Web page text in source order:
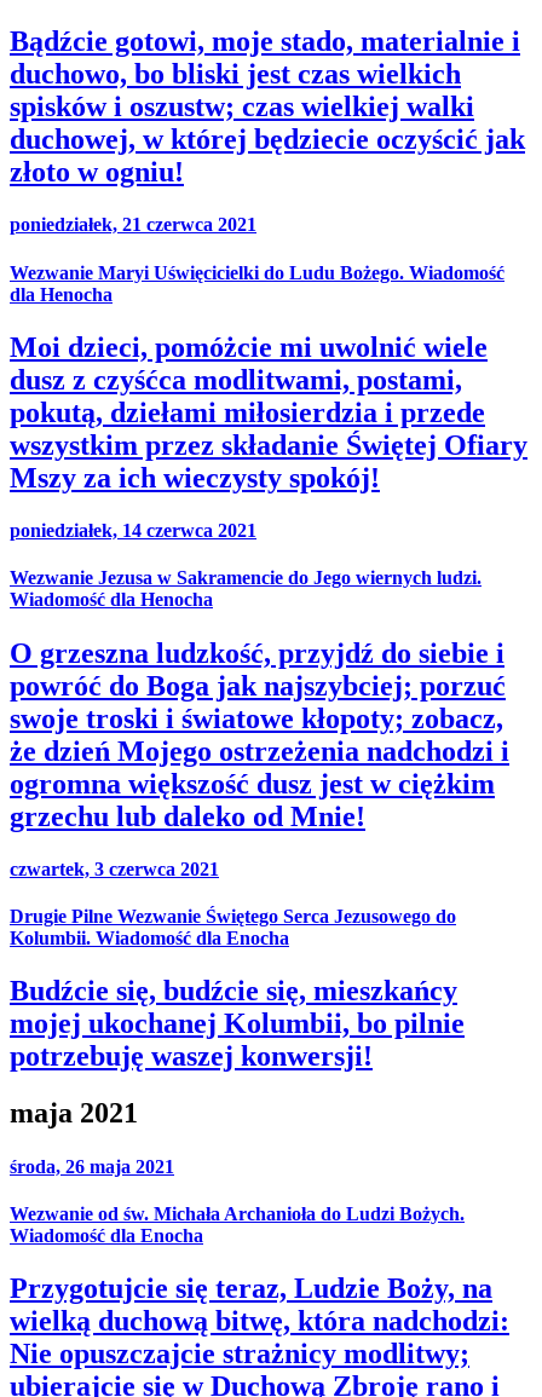
Bądźcie gotowi, moje stado, materialnie i
duchowo, bo bliski jest czas wielkich
spisków i oszustw; czas wielkiej walki
duchowej, w której będziecie oczyścić jak
złoto w ogniu!
poniedziałek, 21 czerwca 2021
Wezwanie Maryi Uświęcicielki do Ludu Bożego. Wiadomość
dla Henocha
Moi dzieci, pomóżcie mi uwolnić wiele
dusz z czyśćca modlitwami, postami,
pokutą, dziełami miłosierdzia i przede
wszystkim przez składanie Świętej Ofiary
Mszy za ich wieczysty spokój!
poniedziałek, 14 czerwca 2021
Wezwanie Jezusa w Sakramencie do Jego wiernych ludzi.
Wiadomość dla Henocha
O grzeszna ludzkość, przyjdź do siebie i
powróć do Boga jak najszybciej; porzuć
swoje troski i światowe kłopoty; zobacz,
że dzień Mojego ostrzeżenia nadchodzi i
ogromna większość dusz jest w ciężkim
grzechu lub daleko od Mnie!
czwartek, 3 czerwca 2021
Drugie Pilne Wezwanie Świętego Serca Jezusowego do
Kolumbii. Wiadomość dla Enocha
Budźcie się, budźcie się, mieszkańcy
mojej ukochanej Kolumbii, bo pilnie
potrzebuję waszej konwersji!
maja 2021
środa, 26 maja 2021
Wezwanie od św. Michała Archanioła do Ludzi Bożych.
Wiadomość dla Enocha
Przygotujcie się teraz, Ludzie Boży, na
wielką duchową bitwę, która nadchodzi:
Nie opuszczajcie strażnicy modlitwy;
ubierajcie się w Duchową Zbroję rano i